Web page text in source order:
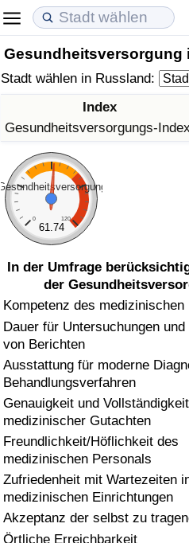
Gesundheitsversorgung
Stadt wählen in Russland:
Index
Gesundheitsversorgungs-
0 120
61.74
In der Umfrage
der
Kompetenz des medizinischen
Dauer für Untersuchungen
von Berichten
Ausstattung für moderne
Behandlungsverfahren
Genauigkeit und Vollständigkeit
medizinischer Gutachten
Freundlichkeit/Höflichkeit des
medizinischen Personals
Zufriedenheit mit Wartezeiten
medizinischen Einrichtungen
Akzeptanz der selbst zu
Örtliche Erreichbarkeit
Lebenshaltungskosten
Lebenshaltungskosten-Index
Lebenshaltungskosten-Index
Lebenshaltungskosten-Index
in Akaba
Immobilienpreise
Immobilienpreis-Index
Immobilienpreis-Index
Immobilienpreis-Index nach
Lebensqualität
Lebensqualität-Index
Lebensqualität-Index
Lebensqualitätsindex nach
Kriminalität
Kriminalitäts-Index (aktuell)
Kriminalitäts-Index
Kriminalitätsindex nach Land
Gesundheitsversorgung
Gesundheitsversorgungs-
Gesundheitsversorgungs-
Gesundheitsversorgungs-